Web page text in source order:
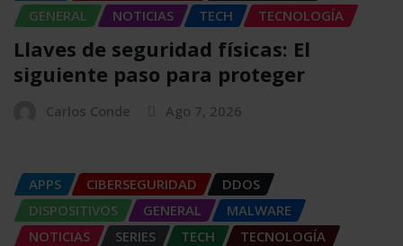
GENERAL
NOTICIAS TECH TECNOLOGÍA
Llaves de seguridad físicas: El
siguiente paso para proteger
Carlos Conde Ago 7, 2026
APPS CIBERSEGURIDAD
DDOS
DISPOSITIVOS
GENERAL
MALWARE
NOTICIAS
SERIES TECH TECNOLOGÍA